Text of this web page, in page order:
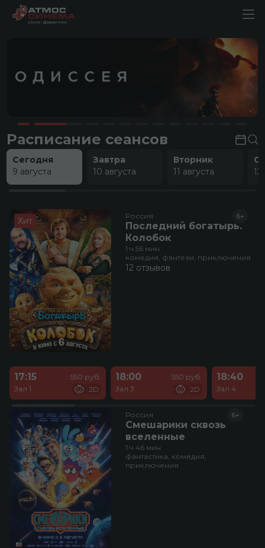
Расписание сеансов
Сегодня
9 августа
Завтра
10 августа
Вторник
11 августа
12
Хит Россия
Последний богатырь.
Колобок
6+
1 ч 56 мин
комедия, фэнтези, приключения
12 отзывов
17:15
Зал 1
550 руб.
2D
18:00
Зал 3
550 руб.
2D
18:40
Зал 4
Россия
Смешарики сквозь
вселенные
6+
1 ч 46 мин
фантастика, комедия,
приключения